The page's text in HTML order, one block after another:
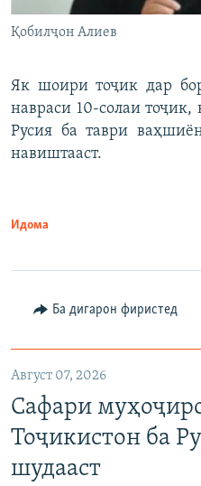
Қобилҷон Алиев
Як шоири тоҷик дар
навраси 10-солаи
Русия ба таври
навиштааст.
Идома
Ба дигарон фиристед
Август 07, 2026
Сафари
Тоҷикистон ба
шудааст